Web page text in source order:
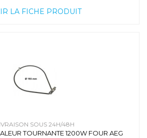
LA FICHE PRODUIT
SOUS 24H/48H
TOURNANTE 1200W FOUR AEG